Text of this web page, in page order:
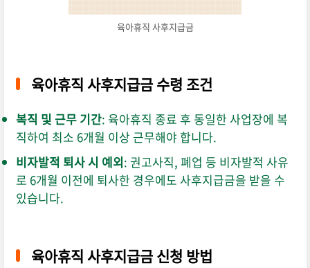
육아휴직 사후지급금
육아휴직 사후지급금 수령 조건
복직 및 근무 기간: 육아휴직 종료 후 동일한 사업장에 복
직하여 최소 6개월 이상 근무해야 합니다.
비자발적 퇴사 시 예외: 권고사직, 폐업 등 비자발적 사유
로 6개월 이전에 퇴사한 경우에도 사후지급금을 받을 수
있습니다.
육아휴직 사후지급금 신청 방법